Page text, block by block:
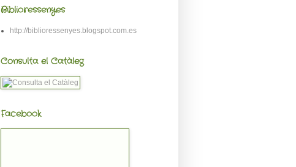
Biblioressenyes
http://biblioressenyes.blogspot.com.es
Consulta el Catàleg
Facebook